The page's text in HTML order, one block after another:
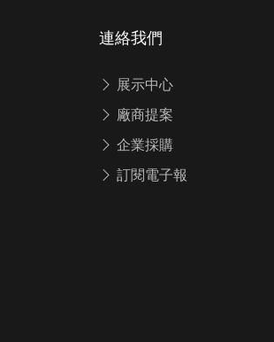
連絡我們
展示中心
廠商提案
企業採購
訂閱電子報